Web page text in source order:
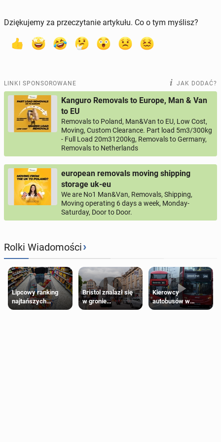
Dziękujemy za przeczytanie artykułu. Co o tym myślisz?
LINKI SPONSOROWANE JAK DODAĆ?
Kanguro Removals to Europe, Man & Van
to EU
Removals to Poland, Man&Van to EU, Low Cost,
Moving, Custom Clearance. Part load 5m3/300kg
- Full Load 20m31200kg, Removals to Germany,
Removals to Netherlands
european removals moving shipping
storage uk-eu
We are No1 Man&Van, Removals, Shipping,
Moving operating 6 days a week, Monday-
Saturday, Door to Door.
Rolki Wiadomości›
Lipcowy ranking
najtańszych
supermarketów
Bristol znalazł się
w gronie
najlepszych
Kierowcy
autobusów w
Londynie